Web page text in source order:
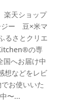
楽天ショップ
ジー 豆×米マ
るさとクリエ
の専
国へお届け中
想などをレビ
お使いいた
〜...